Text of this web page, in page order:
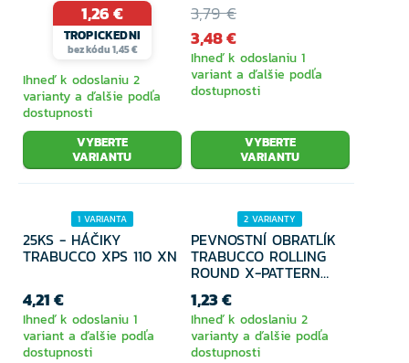
Vidličky a hrazdy
Podberáky
1,26 €
TROPICKEDNI
bez kódu 1,45 €
Ihneď k odoslaniu 2
varianty a ďalšie podľa
dostupnosti
VYBERTE
VARIANTU
3,79 €
3,48 €
Ihneď k odoslaniu 1
variant a ďalšie podľa
dostupnosti
VYBERTE
VARIANTU
1 VARIANTA
25KS - HÁČIKY
TRABUCCO XPS 110 XN
4,21 €
Ihneď k odoslaniu 1
variant a ďalšie podľa
dostupnosti
2 VARIANTY
PEVNOSTNÍ OBRATLÍK
TRABUCCO ROLLING
ROUND X-PATTERN
12KS
1,23 €
Ihneď k odoslaniu 2
varianty a ďalšie podľa
dostupnosti